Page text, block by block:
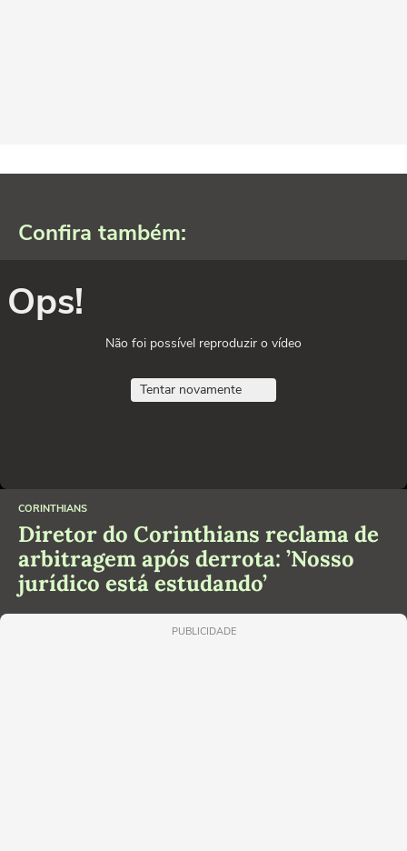
Confira também:
Ops!
Não foi possível reproduzir o vídeo
Tentar novamente
CORINTHIANS
Diretor do Corinthians reclama de
arbitragem após derrota: ’Nosso
jurídico está estudando’
PUBLICIDADE